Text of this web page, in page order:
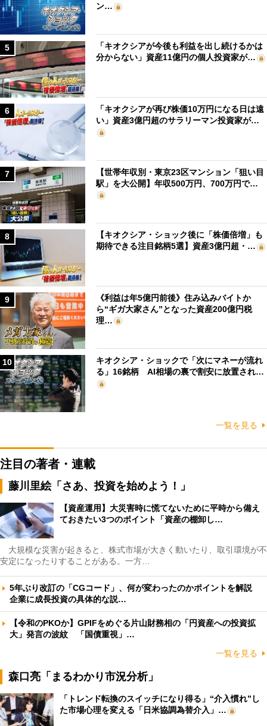
ン…
5
「キオクシアが今後も利益を出し続けるかは
分からない」資産11億円の個人投資家が…
6
「キオクシアが再び株価10万円になる日は遠
い」資産3億円超のサラリーマン投資家が…
7
【世帯年収別・東京23区マンション「狙い目
駅」を大公開】年収500万円、700万円で…
8
【キオクシア・ショック後に「株価倍増」も
期待できる注目銘柄5選】資産3億円超・…
9
《利益は年5億円前後》住み込みバイトか
ら“ギガ大家さん”となった資産200億円税
理…
10
キオクシア・ショックで「次にマネーが流れ
る」16銘柄 AI相場の裏で割安に放置され…
一覧を見る
注目の著者・連載
藤川里絵「さあ、投資を始めよう！」
【資産運用】大災害時に慌てないために平時から備え
ておきたい3つのポイント「資産の棚卸し…
大規模な災害が起きると、株式市場が大きく動いたり、取引環境が不
安定になったりすることがある。一方…
5年ぶり改訂の「CGコード」、何が変わったのかポイントを解説
企業に成長投資の具体的な説…
【令和のPKOか】GPIFをめぐる片山財務相の「円資産への投資拡
大」発言の波紋 「国債重視」…
一覧を見る
森口亮「まるわかり市況分析」
「トレンド転換のスイッチになり得る」“介入慣れ”し
た市場心理を変える「日米協調為替介入」…